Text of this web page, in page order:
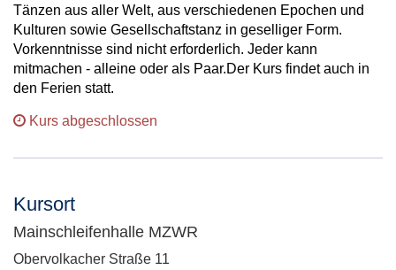
Tänzen aus aller Welt, aus verschiedenen Epochen und
Kulturen sowie Gesellschaftstanz in geselliger Form.
Vorkenntnisse sind nicht erforderlich. Jeder kann
mitmachen - alleine oder als Paar.Der Kurs findet auch in
den Ferien statt.
Kurs abgeschlossen
Kursort
Mainschleifenhalle MZWR
Adresse:
Obervolkacher Straße 11